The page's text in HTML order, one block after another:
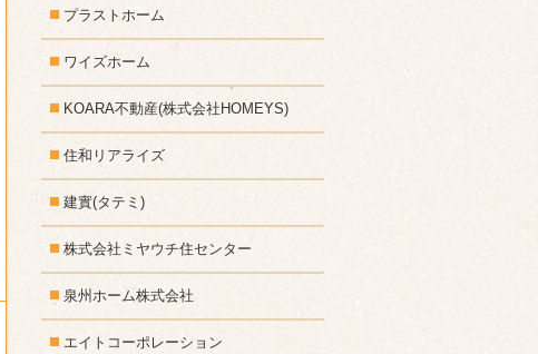
プラストホーム
ワイズホーム
KOARA不動産(株式会社HOMEYS)
住和リアライズ
建實(タテミ)
株式会社ミヤウチ住センター
泉州ホーム株式会社
エイトコーポレーション